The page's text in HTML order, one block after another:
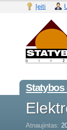
Įeiti
Statybos
Atnaujintas: